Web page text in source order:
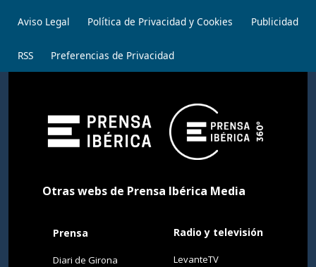
Aviso Legal Política de Privacidad y Cookies Publicidad
RSS Preferencias de Privacidad
Otras webs de Prensa Ibérica Media
Prensa
Diari de Girona
Radio y televisión
LevanteTV